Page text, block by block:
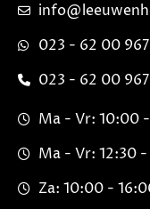
023 - 62 00 967
023 - 62 00 967
Ma - Vr: 10:00
Ma - Vr: 12:30
Za: 10:00 -